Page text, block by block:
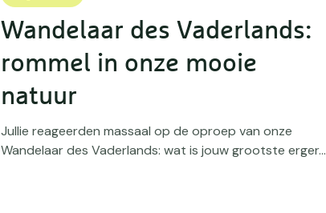
Wandelaar des Vaderlands:
rommel in onze mooie
natuur
Jullie reageerden massaal op de oproep van onze
Wandelaar des Vaderlands: wat is jouw grootste erger...